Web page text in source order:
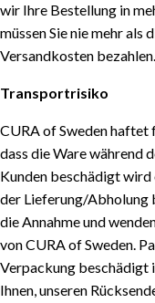
wir Ihre Bestellung in
müssen Sie nie mehr
Versandkosten bezahlen.
Transportrisiko
CURA of Sweden haftet
dass die Ware während
Kunden beschädigt
der Lieferung/Abholung
die Annahme und
von CURA of Sweden.
Verpackung beschädigt
Ihnen, unseren